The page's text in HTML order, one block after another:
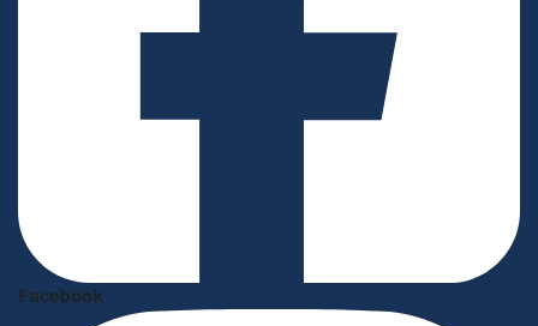
Facebook